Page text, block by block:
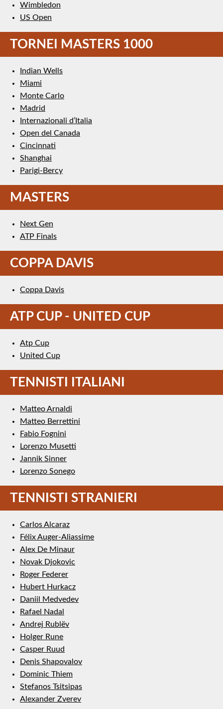
Wimbledon
US Open
TORNEI MASTERS 1000
Indian Wells
Miami
Monte Carlo
Madrid
Internazionali d’Italia
Open del Canada
Cincinnati
Shanghai
Parigi-Bercy
MASTERS
Next Gen
ATP Finals
COPPA DAVIS
Coppa Davis
ATP CUP - UNITED CUP
Atp Cup
United Cup
TENNISTI ITALIANI
Matteo Arnaldi
Matteo Berrettini
Fabio Fognini
Lorenzo Musetti
Jannik Sinner
Lorenzo Sonego
TENNISTI STRANIERI
Carlos Alcaraz
Félix Auger-Aliassime
Alex De Minaur
Novak Djokovic
Roger Federer
Hubert Hurkacz
Daniil Medvedev
Rafael Nadal
Andrej Rublëv
Holger Rune
Casper Ruud
Denis Shapovalov
Dominic Thiem
Stefanos Tsitsipas
Alexander Zverev